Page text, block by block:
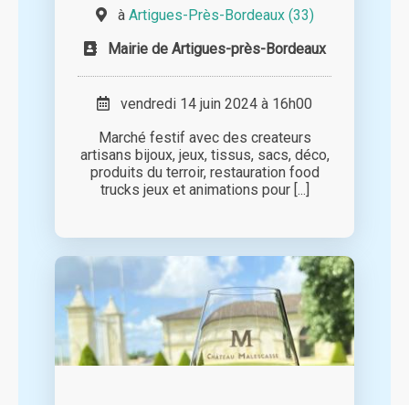
à Artigues-Près-Bordeaux (33)
Mairie de Artigues-près-Bordeaux
vendredi 14 juin 2024 à 16h00
Marché festif avec des createurs
artisans bijoux, jeux, tissus, sacs, déco,
produits du terroir, restauration food
trucks jeux et animations pour [...]